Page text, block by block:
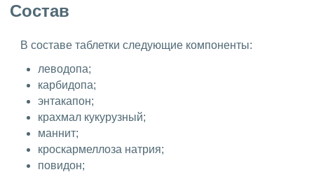
Состав
В составе таблетки следующие компоненты:
леводопа;
карбидопа;
энтакапон;
крахмал кукурузный;
маннит;
кроскармеллоза натрия;
повидон;